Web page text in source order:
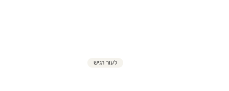
לעור רגיש